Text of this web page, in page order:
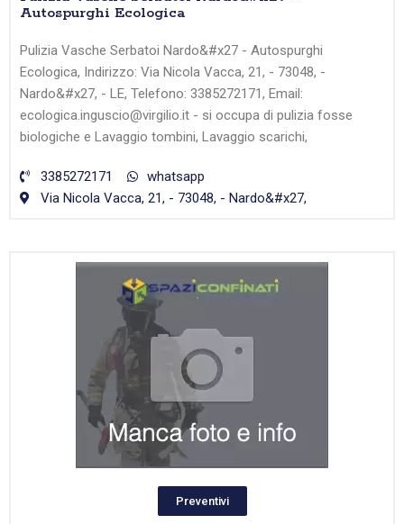
Autospurghi Ecologica
Pulizia Vasche Serbatoi Nardo&#x27 - Autospurghi
Ecologica, Indirizzo: Via Nicola Vacca, 21, - 73048, -
Nardo&#x27, - LE, Telefono: 3385272171, Email:
ecologica.inguscio@virgilio.it - si occupa di pulizia fosse
biologiche e Lavaggio tombini, Lavaggio scarichi,
3385272171
whatsapp
Via Nicola Vacca, 21, - 73048, - Nardo&#x27,
Preventivi